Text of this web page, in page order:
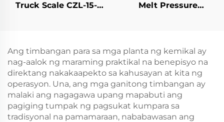
Truck Scale CZL-15-
Melt Pressure
Ang timbangan para sa mga planta ng kemikal ay
nag-aalok ng maraming praktikal na benepisyo na
direktang nakakaapekto sa kahusayan at kita ng
operasyon. Una, ang mga ganitong timbangan ay
malaki ang nagagawa upang mapabuti ang
pagiging tumpak ng pagsukat kumpara sa
tradisyonal na pamamaraan, nababawasan ang